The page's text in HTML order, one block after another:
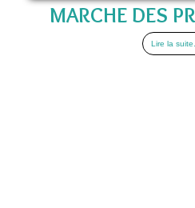
MARCHE DES
Lire la